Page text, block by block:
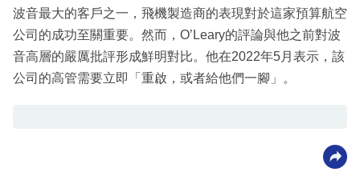
波音最大的客戶之一，飛機製造商的表現對於這家預算航空
公司的成功至關重要。然而，O’Leary的評論與他之前對波
音高層的嚴厲批評形成鮮明對比。他在2022年5月表示，該
公司的高管需要立即「重啟，或者給他們一腳」。